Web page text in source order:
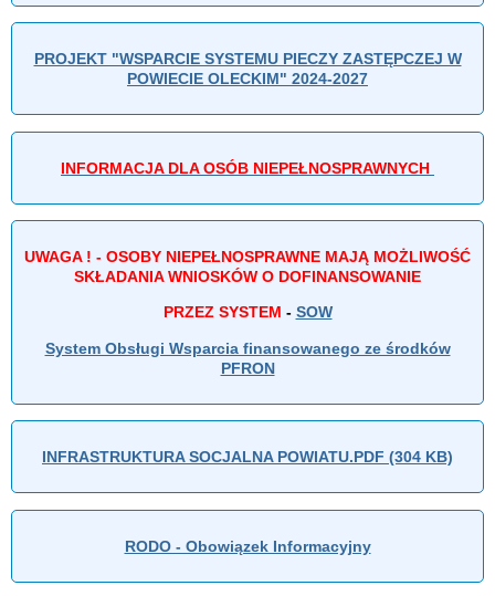
PROJEKT "WSPARCIE SYSTEMU PIECZY ZASTĘPCZEJ W
POWIECIE OLECKIM" 2024-2027
INFORMACJA DLA OSÓB NIEPEŁNOSPRAWNYCH
UWAGA ! - OSOBY NIEPEŁNOSPRAWNE MAJĄ MOŻLIWOŚĆ
SKŁADANIA WNIOSKÓW O DOFINANSOWANIE
PRZEZ SYSTEM - SOW
System Obsługi Wsparcia finansowanego ze środków
PFRON
INFRASTRUKTURA SOCJALNA POWIATU.PDF (304 KB)
RODO - Obowiązek Informacyjny